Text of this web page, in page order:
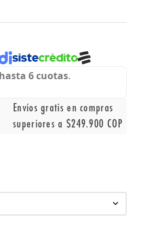
Envíos gratis en compras
superiores a $249.900 COP